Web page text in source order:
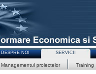
DESPRE NOI SERVICII
Managementul proiectelor Training